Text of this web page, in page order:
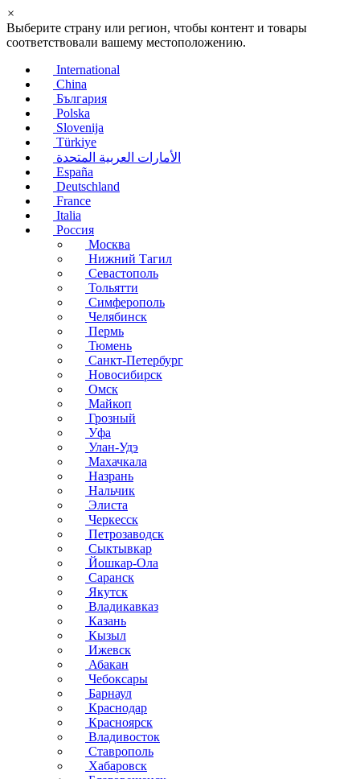
×
Выберите страну или регион, чтобы контент и товары
соответствовали вашему местоположению.
International
China
България
Polska
Slovenija
Türkiye
الأمارات العربية المتحدة
España
Deutschland
France
Italia
Россия
Москва
Нижний Тагил
Севастополь
Тольятти
Симферополь
Челябинск
Пермь
Тюмень
Санкт-Петербург
Новосибирск
Омск
Майкоп
Грозный
Уфа
Улан-Удэ
Махачкала
Назрань
Нальчик
Элиста
Черкесск
Петрозаводск
Сыктывкар
Йошкар-Ола
Саранск
Якутск
Владикавказ
Казань
Кызыл
Ижевск
Абакан
Чебоксары
Барнаул
Краснодар
Красноярск
Владивосток
Ставрополь
Хабаровск